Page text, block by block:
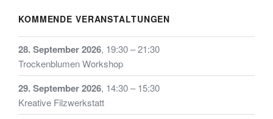
KOMMENDE VERANSTALTUNGEN
28. September 2026, 19:30–21:30
Trockenblumen Workshop
29. September 2026, 14:30– 15:30
Kreative Filzwerkstatt